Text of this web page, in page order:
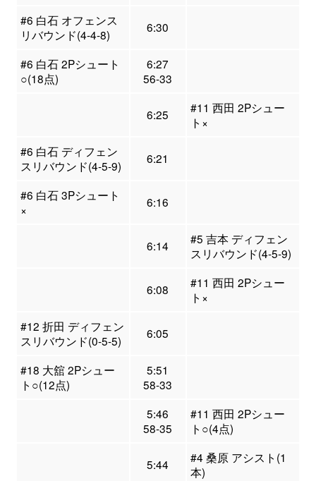
#6 白石 オフェンス
リバウンド(4-4-8)
6:30
#6 白石 2Pシュート
○(18点)
6:27
56-33
6:25
#11 西田 2Pシュー
ト×
#6 白石 ディフェン
スリバウンド(4-5-9)
6:21
#6 白石 3Pシュート
×
6:16
6:14
#5 吉本 ディフェン
スリバウンド(4-5-9)
6:08
#11 西田 2Pシュー
ト×
#12 折田 ディフェン
スリバウンド(0-5-5)
6:05
#18 大舘 2Pシュー
ト○(12点)
5:51
58-33
5:46
58-35
#11 西田 2Pシュー
ト○(4点)
5:44
#4 桑原 アシスト(1
本)